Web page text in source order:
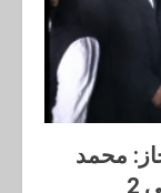
محمد
2
لحزب الميزان
الله ومحمد
حزب
الحملة